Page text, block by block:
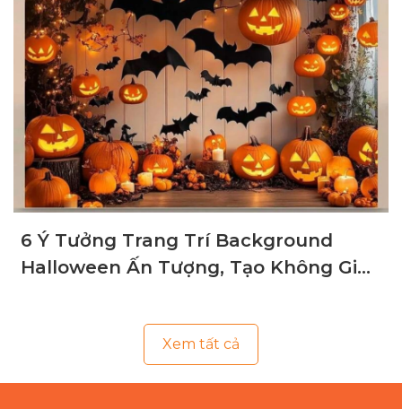
6 Ý Tưởng Trang Trí Background
Halloween Ấn Tượng, Tạo Không Gian
Xem tất cả